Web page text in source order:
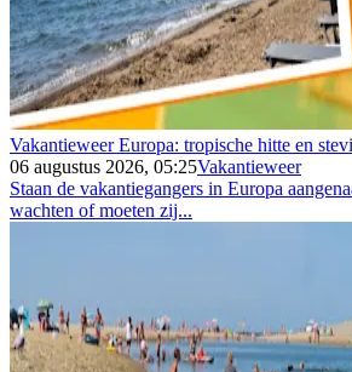
Vakantieweer Europa: tropische hitte en
06 augustus 2026, 05:25Vakantieweer
Staan de vakantiegangers in Europa
wachten of moeten zij...